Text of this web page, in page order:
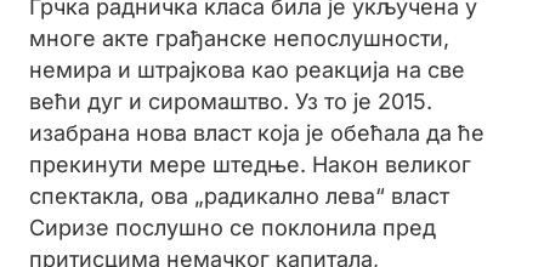
Грчка радничка класа била је укључена у
многе акте грађанске непослушности,
немира и штрајкова као реакција на све
већи дуг и сиромаштво. Уз то је 2015.
изабрана нова власт која је обећала да ће
прекинути мере штедње. Након великог
спектакла, ова „радикално лева“ власт
Сиризе послушно се поклонила пред
притисцима немачког капитала,